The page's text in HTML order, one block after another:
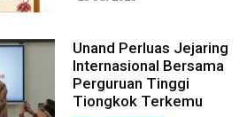
Unand Perluas Jejaring
Internasional Bersama
Perguruan Tinggi
Tiongkok Terkemu